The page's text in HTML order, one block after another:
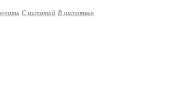
С цитатой В цитатник